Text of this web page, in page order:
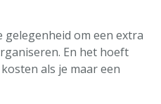
gelegenheid om een extra
En het hoeft
als je maar een